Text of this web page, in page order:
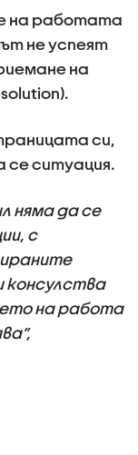
на работата
не успеят
на
си,
ситуация.
няма да се
с
консулства
на работа